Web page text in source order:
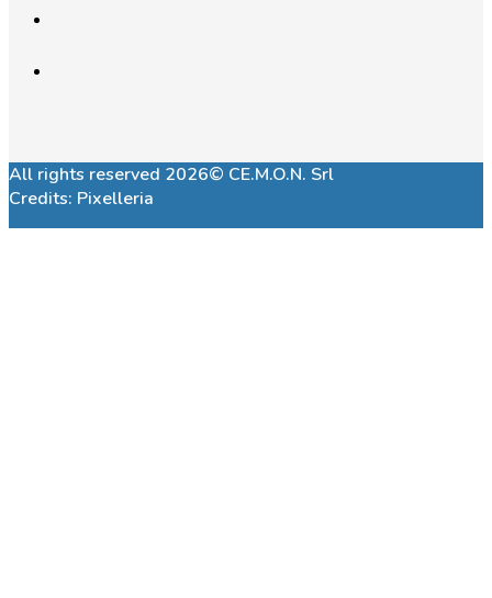
All rights reserved 2026© CE.M.O.N. Srl
Credits: Pixelleria